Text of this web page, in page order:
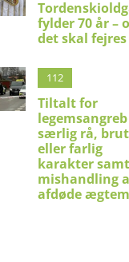
fylder 70 år –
det skal fejres
112
Tiltalt for
særlig rå,
eller farlig
karakter samt
mishandling
afdøde